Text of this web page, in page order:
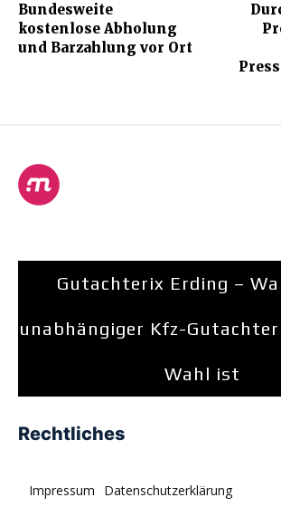
Bundesweite
kostenlose Abholung
und Barzahlung vor Ort
Gutachterix Erding –
unabhängiger Kfz-Gutachter
Wahl ist
Rechtliches
Impressum Datenschutzerklärung